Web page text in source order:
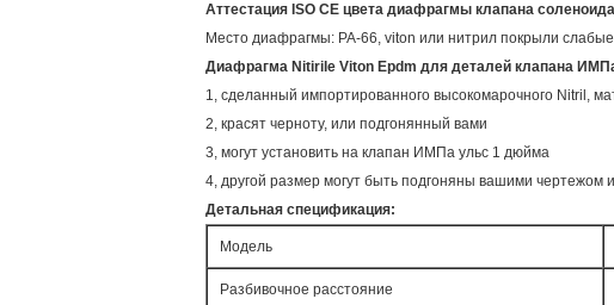
Аттестация ISO CE цвета диафрагмы клапана
Место диафрагмы: PA-66, viton или нитрил покрыли
Диафрагма Nitirile Viton Epdm для деталей клапана
1, сделанный импортированного высокомарочного Nitril,
2, красят черноту, или подгонянный вами
3, могут установить на клапан ИМПа ульс 1 дюйма
4, другой размер могут быть подгоняны вашими чертежом
Детальная спецификация:
Модель
Разбивочное расстояние